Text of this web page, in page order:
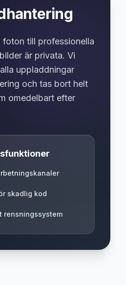
foton till professionella
är privata. Vi
uppladdningar
och tas bort helt
omedelbart efter
skadlig kod
rensningssystem